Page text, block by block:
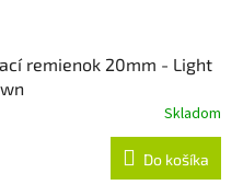
remienok 20mm - Light
Skladom
Do košíka